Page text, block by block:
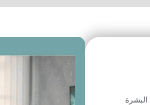
اﻟﺒﺸﺮة